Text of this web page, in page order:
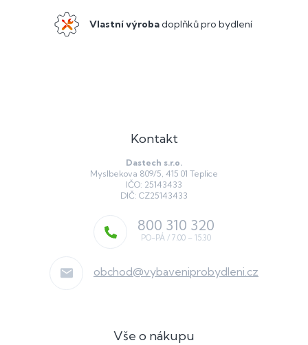
Vlastní výrobadoplňků pro bydlení
Kontakt
Dastech s.r.o.
Myslbekova 809/5, 415 01 Teplice
IČO: 25143433
DIČ: CZ25143433
obchod@vybaveniprobydleni.cz
800 310 320
Vše o nákupu